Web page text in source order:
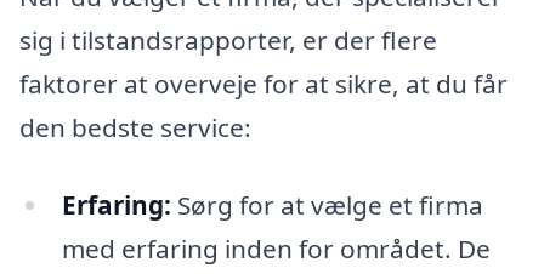
sig i tilstandsrapporter, er der flere
faktorer at overveje for at sikre, at du får
den bedste service:
Erfaring: Sørg for at vælge et firma
med erfaring inden for området. De